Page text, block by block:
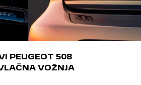
PEUGEOT 508
VOŽNJA